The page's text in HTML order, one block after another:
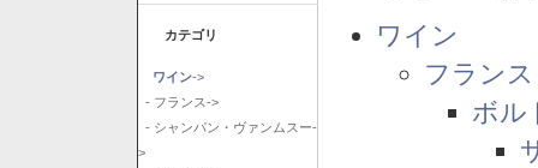
カテゴリ
ワイン->
- フランス->
- シャンパン・ヴァンムスー-
>
ワイン
フランス
ボル